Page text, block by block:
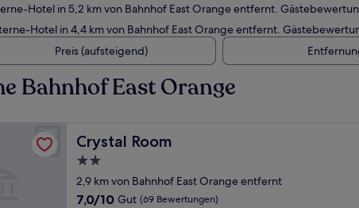
Hotel in 5,2 km von Bahnhof East Orange entfernt.
Hotel in 4,4 km von Bahnhof East Orange entfernt.
Preis (aufsteigend)
Bahnhof East Orange
Crystal Room
Crystal Room
2.0-
Sterne-
Unterkunft
2,9 km von Bahnhof East Orange entfernt
7.0
7,0/10 Gut (69 Bewertungen)